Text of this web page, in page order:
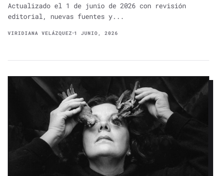
Actualizado el 1 de junio de 2026 con revisión
editorial, nuevas fuentes y...
VIRIDIANA VELÁZQUEZ 1 JUNIO, 2026